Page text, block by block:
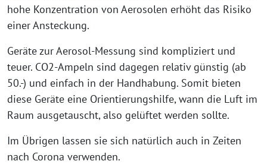
hohe Konzentration von Aerosolen erhöht das Risiko
einer Ansteckung.
Geräte zur Aerosol-Messung sind kompliziert und
teuer. CO2-Ampeln sind dagegen relativ günstig (ab
50.-) und einfach in der Handhabung. Somit bieten
diese Geräte eine Orientierungshilfe, wann die Luft im
Raum ausgetauscht, also gelüftet werden sollte.
Im Übrigen lassen sie sich natürlich auch in Zeiten
nach Corona verwenden.